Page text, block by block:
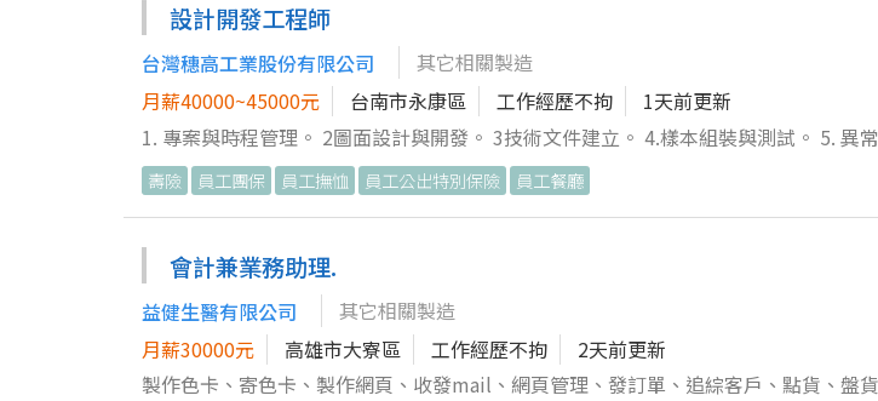
並追蹤應收帳款進度。 協助處理客戶客訴及售後服務，彙整相關資訊並向主管回報。
售紀錄。 執行主管交辦之專案及其他業務相關事項。 以上為本職務主要工作內容。無相關工作經驗者亦可應徵，公司將依
工作需要安排教育訓練及主管指導。 【必要條件】 大專以上學歷。 熟悉 Word、Excel 等基本 Office 文書處理軟體。 中
文打字速度每分鐘約30～40字。 可依公司及職務場合需求，遵守服裝與儀容規範。 【加分條件】 具業務、訂單管理、客
戶服務或行政相關經驗。 對生產製造、訂單流程工作有興趣。 ※加分條件並非錄取的必要條件，無相關經驗但具學習意願
者，亦歡迎應徵。 【我們期待您具備】 做事細心、耐心，具責任感及良好溝通能力。 願意主動學習產品知識及相關作業
流程。 能依主管指導完成交辦事項，並逐步培養獨立作業能力。 能配合團隊分工，主
題解決能力、風險意識及細節控管能力。 面對客戶及跨部門溝通時，能保持耐心並清楚傳達資訊。 【工
段：08:30～12:00、13:00～17:30 休假制度：週休二日，國定假日依政府公告辦理。 【工作地點】 高雄市前鎮區 【福利
制度】 依法辦理勞工保險、全民健康保險及勞工退休金提繳。 提供端午、中秋及年終
期舉辦聚餐或員工活動（依公司安排）。 【歡迎加入我們】 如果您喜歡與人溝通、做事細心，並願意學習完整的業務及訂
單管理流程，歡迎加入我們。 即使沒有相關工作經驗，只要具備積極的學習態度及責任感，公司將安排主管帶領，協助您
逐步熟悉工作內容並累積專業能力。
設計開發工程師
台灣穗高工業股份有限公司
其它相關製造
月薪40000~45000元
台南市永康區 工作經歷不拘
1天前更新
1. 專案與時程管理。 2圖面設計與開發。 3技術文件建立。 4.樣本組裝與測試。 5. 異
壽險 員工團保 員工撫恤 員工公出特別保險 員工餐廳
會計兼業務助理.
益健生醫有限公司
其它相關製造
月薪30000元
高雄市大寮區 工作經歷不拘
2天前更新
製作色卡、寄色卡、製作網頁、收發mail、網頁管理、發訂單、追綜客戶、點貨、盤